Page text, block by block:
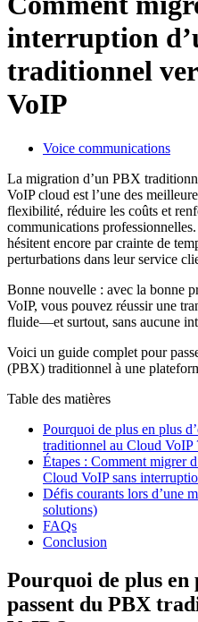
interruption
traditionnel
VoIP
Voice communications
La migration d’un PBX
VoIP cloud est l’une des
flexibilité, réduire les coûts et
communications
hésitent encore par crainte de
perturbations dans leur service
Bonne nouvelle : avec la bonne
VoIP, vous pouvez réussir une
fluide—et surtout, sans aucune
Voici un guide complet pour
(PBX) traditionnel à une
Table des matières
Pourquoi de plus en plus
traditionnel au Cloud VoIP
Étapes : Comment migrer
Cloud VoIP sans
Défis courants lors d’une
solutions)
FAQs
Conclusion
Pourquoi de plus en
passent du PBX